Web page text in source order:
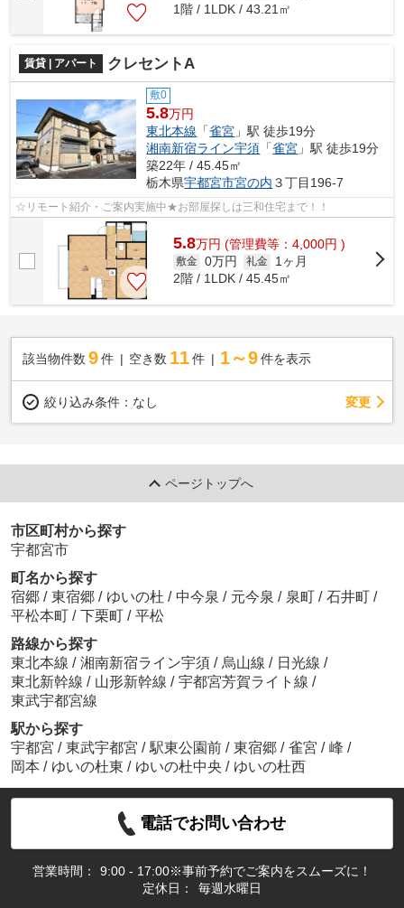
1階 / 1LDK / 43.21㎡
賃貸 | アパート クレセントA
敷0
5.8万円
東北本線 「雀宮 」駅 徒歩19分
湘南新宿ライン宇須 「雀宮 」駅 徒歩19分
築22年 / 45.45㎡
栃木県宇都宮市宮の内 ３丁目196-7
☆リモート紹介・ご案内実施中★お部屋探しは三和住宅まで！！
5.8万円 (管理費等：4,000円 )
敷金 0万円 礼金
1ヶ月
2階 / 1LDK / 45.45㎡
該当物件数 9件 空き数 11 件 1～9 件を表示
絞り込み条件： なし 変更
ページトップへ
市区町村から探す
宇都宮市
町名から探す
宿郷 / 東宿郷 / ゆいの杜 / 中今泉 / 元今泉 / 泉町 / 石井町 /
平松本町 / 下栗町 / 平松
路線から探す
東北本線 / 湘南新宿ライン宇須 / 烏山線 / 日光線 /
東北新幹線 / 山形新幹線 / 宇都宮芳賀ライト線 /
東武宇都宮線
駅から探す
宇都宮 / 東武宇都宮 / 駅東公園前 / 東宿郷 / 雀宮 / 峰 /
岡本 / ゆいの杜東 / ゆいの杜中央 / ゆいの杜西
電話でお問い合わせ
営業時間：
9:00 - 17:00※事前予約でご案内をスムーズに！
定休日：
毎週水曜日